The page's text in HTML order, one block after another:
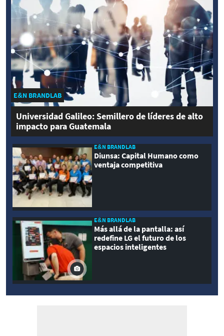
E&N BRANDLAB
Universidad Galileo: Semillero de líderes de alto
impacto para Guatemala
E&N BRANDLAB
Diunsa: Capital Humano como
ventaja competitiva
E&N BRANDLAB
Más allá de la pantalla: así
redefine LG el futuro de los
espacios inteligentes